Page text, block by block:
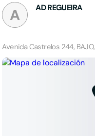
A AD REGUEIRA
Avenida Castrelos 244,